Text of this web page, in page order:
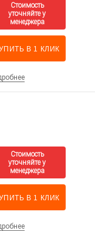
В 1 КЛИК
В 1 КЛИК